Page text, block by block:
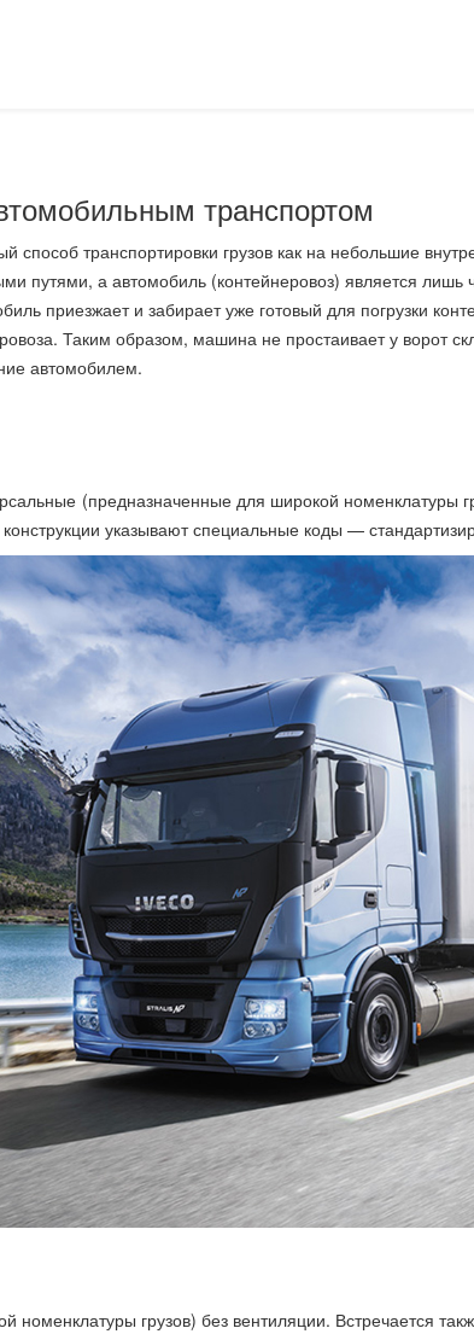
транспортом
транспортировки грузов как на небольшие
путями, а автомобиль (контейнеровоз) является
приезжает и забирает уже готовый для погрузки
Таким образом, машина не простаивает у ворот
автомобилем.
(предназначенные для широкой номенклатуры
указывают специальные коды —
грузов) без вентиляции. Встречается